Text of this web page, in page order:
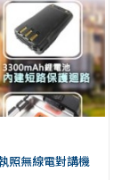
照無線電對講機